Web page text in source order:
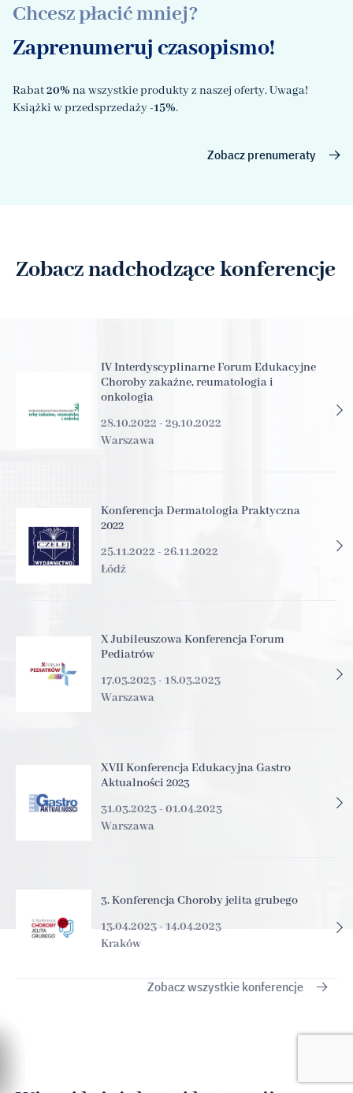
Chcesz płacić mniej?
Zaprenumeruj czasopismo!
Rabat20% na wszystkie produkty z naszej oferty. Uwaga!
Książki w przedsprzedaży-15%.
Zobacz prenumeraty
Zobacz nadchodzące konferencje
IV Interdyscyplinarne Forum Edukacyjne
Choroby zakaźne, reumatologia i
onkologia
28.10.2022 - 29.10.2022
Warszawa
Konferencja Dermatologia Praktyczna
2022
25.11.2022 - 26.11.2022
Łódź
X Jubileuszowa Konferencja Forum
Pediatrów
17.03.2023 - 18.03.2023
Warszawa
XVII Konferencja Edukacyjna Gastro
Aktualności 2023
31.03.2023 - 01.04.2023
Warszawa
3. Konferencja Choroby jelita grubego
13.04.2023 - 14.04.2023
Kraków
Zobacz wszystkie konferencje